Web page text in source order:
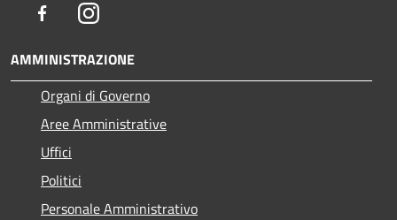
FacebookInstagram
AMMINISTRAZIONE
Organi di Governo
Aree Amministrative
Uffici
Politici
Personale Amministrativo